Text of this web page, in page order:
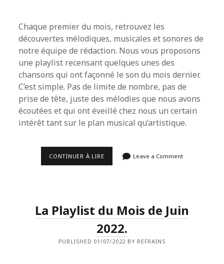
Chaque premier du mois, retrouvez les
découvertes mélodiques, musicales et sonores de
notre équipe de rédaction. Nous vous proposons
une playlist recensant quelques unes des
chansons qui ont façonné le son du mois dernier.
C’est simple. Pas de limite de nombre, pas de
prise de tête, juste des mélodies que nous avons
écoutées et qui ont éveillé chez nous un certain
intérêt tant sur le plan musical qu’artistique.
CONTINUER À LIRELA
Leave a Comment
La Playlist du Mois de Juin
2022.
PUBLISHED 01/07/2022 BY REFRAINS